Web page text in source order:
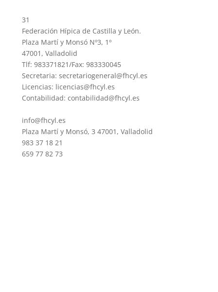
31
Federación Hípica de Castilla y León.
Plaza Martí y Monsó Nº3, 1º
47001, Valladolid
Tlf: 983371821/Fax: 983330045
Secretaria: secretariogeneral@fhcyl.es
Licencias: licencias@fhcyl.es
Contabilidad: contabilidad@fhcyl.es
info@fhcyl.es
Plaza Martí y Monsó, 3 47001, Valladolid
983 37 18 21
659 77 82 73